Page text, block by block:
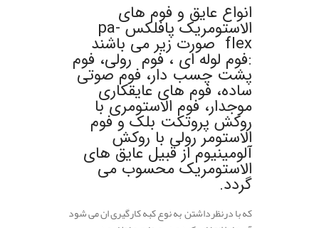
انواع عایق و فوم های
الاستومریک پافلکس pa-
flex صورت زیر می باشند
:فوم لوله ای ، فوم رولی، فوم
پشت چسب دار، فوم صوتی
ساده، فوم های عایقکاری
موجدار، فوم الاستومری با
روکش پروتکت بلک و فوم
الاستومر رولی با روکش
آلومینیوم از قبیل عایق های
الاستومریک محسوب می
گردد.
که با درنظرداشتن به نوع کبه کارگیری ان می شود